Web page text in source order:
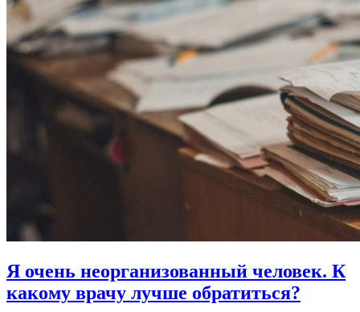
Я очень неорганизованный человек. К
какому врачу лучше обратиться?